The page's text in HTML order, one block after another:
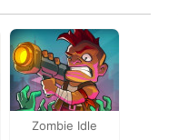
Zombie Idle